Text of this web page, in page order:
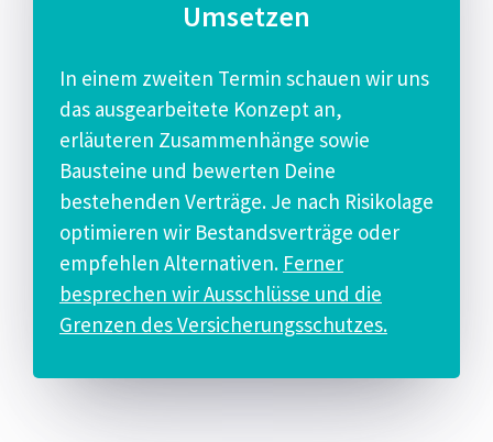
Umsetzen
In einem zweiten Termin schauen wir uns
das ausgearbeitete Konzept an,
erläuteren Zusammenhänge sowie
Bausteine und bewerten Deine
bestehenden Verträge. Je nach Risikolage
optimieren wir Bestandsverträge oder
empfehlen Alternativen. Ferner
besprechen wir Ausschlüsse und die
Grenzen des Versicherungsschutzes.